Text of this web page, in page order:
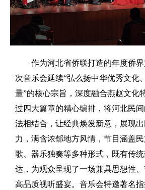
作为河北省侨联打造的年度侨
次音乐会延续“弘么扬中华优秀文化
量”的核心宗旨，深度融合燕赵文化
过四大篇章的精心编排，将河北民
法相结合，让经典焕发新意，展现
力，满含浓郁地方风情，节目涵盖
歌、器乐独奏等多种形式，既有传
达，为观众呈现了一场兼具思想性
高品质视听盛宴。音乐会特邀著名